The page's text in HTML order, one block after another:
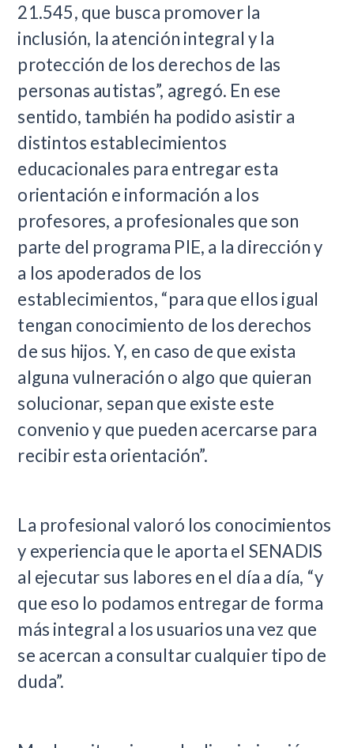
21.545, que busca promover la
inclusión, la atención integral y la
protección de los derechos de las
personas autistas”, agregó. En ese
sentido, también ha podido asistir a
distintos establecimientos
educacionales para entregar esta
orientación e información a los
profesores, a profesionales que son
parte del programa PIE, a la dirección y
a los apoderados de los
establecimientos, “para que ellos igual
tengan conocimiento de los derechos
de sus hijos. Y, en caso de que exista
alguna vulneración o algo que quieran
solucionar, sepan que existe este
convenio y que pueden acercarse para
recibir esta orientación”.
La profesional valoró los conocimientos
y experiencia que le aporta el SENADIS
al ejecutar sus labores en el día a día, “y
que eso lo podamos entregar de forma
más integral a los usuarios una vez que
se acercan a consultar cualquier tipo de
duda”.